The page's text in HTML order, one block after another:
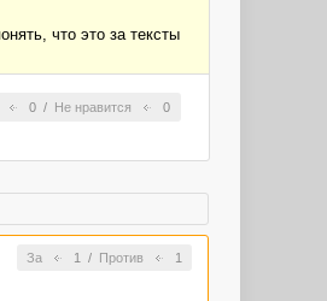
что это за тексты
0 / Не нравится 0
За 1 / Против 1